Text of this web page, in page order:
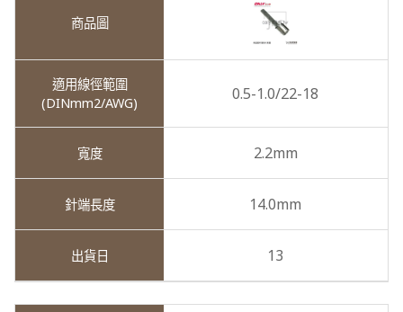
0.5-1.0/22-18
2.2mm
14.0mm
13